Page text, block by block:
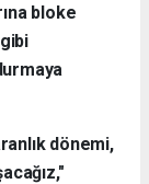
bloke
dönemi,